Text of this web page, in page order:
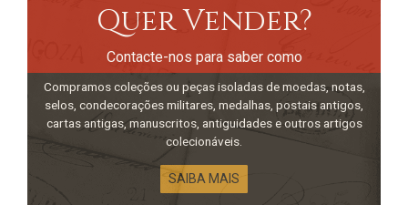
Quer Vender?
Contacte-nos para saber como
Compramos coleções ou peças isoladas de moedas, notas,
selos, condecorações militares, medalhas, postais antigos,
cartas antigas, manuscritos, antiguidades e outros artigos
colecionáveis.
SAIBA MAIS